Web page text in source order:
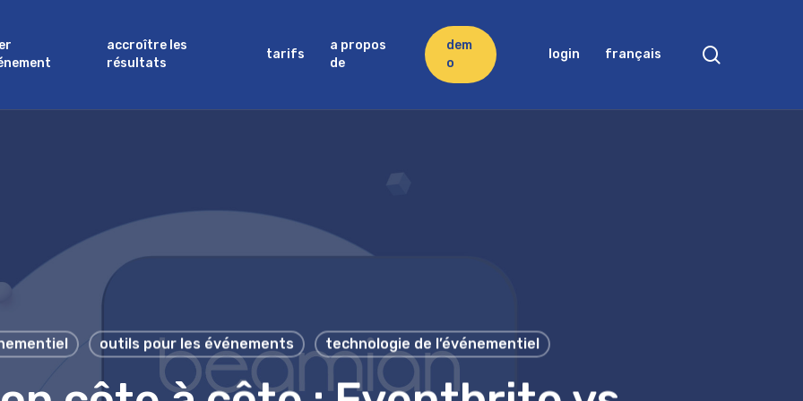
accroître les
résultats
tarifs
a propos
de
dem
o
login français
outils pour les événements technologie de l’événementiel